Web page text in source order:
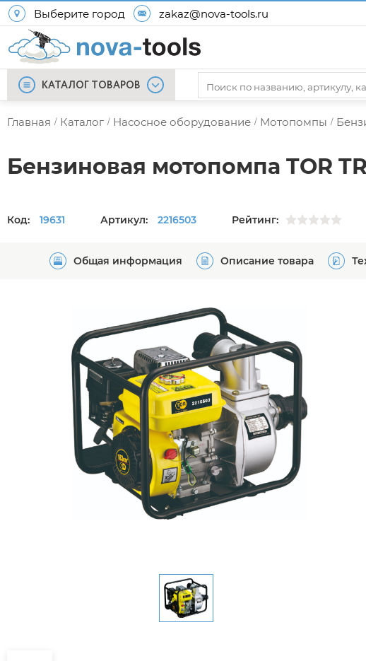
Выберите город zakaz@nova-tools.ru
КАТАЛОГ ТОВАРОВ
Главная / Каталог / Насосное оборудование / Мотопомпы /
Бензиновая мотопомпа TOR
Код: 19631 Артикул: 2216503 Рейтинг:
Общая информация Описание товара